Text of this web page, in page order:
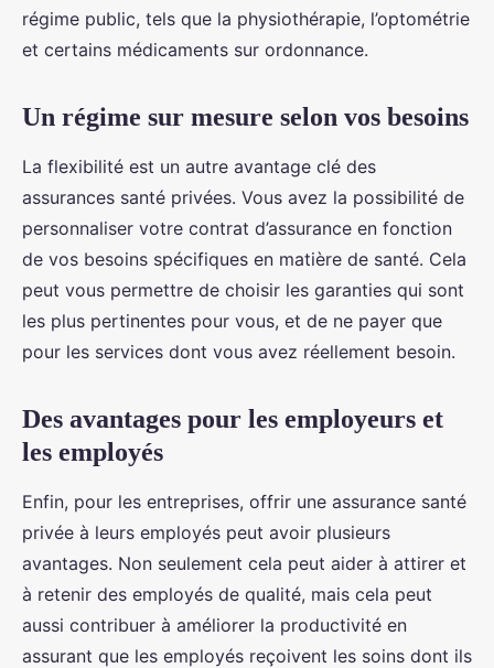
régime public, tels que la physiothérapie, l’optométrie
et certains médicaments sur ordonnance.
Un régime sur mesure selon vos besoins
La flexibilité est un autre avantage clé des
assurances santé privées. Vous avez la possibilité de
personnaliser votre contrat d’assurance en fonction
de vos besoins spécifiques en matière de santé. Cela
peut vous permettre de choisir les garanties qui sont
les plus pertinentes pour vous, et de ne payer que
pour les services dont vous avez réellement besoin.
Des avantages pour les employeurs et
les employés
Enfin, pour les entreprises, offrir une assurance santé
privée à leurs employés peut avoir plusieurs
avantages. Non seulement cela peut aider à attirer et
à retenir des employés de qualité, mais cela peut
aussi contribuer à améliorer la productivité en
assurant que les employés reçoivent les soins dont ils